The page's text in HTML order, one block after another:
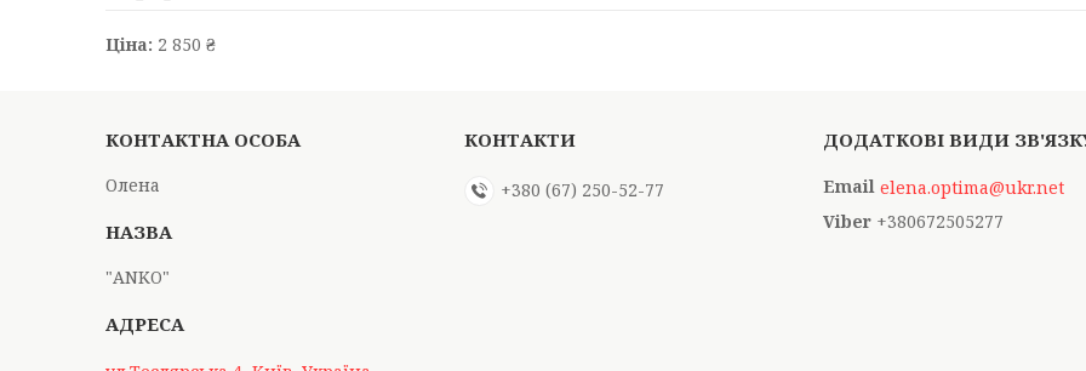
Ціна: 2 850 ₴
Олена
"АNKO"
+380 (67) 250-52-77
elena.optima@ukr.net
+380672505277